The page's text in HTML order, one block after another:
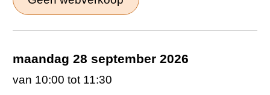
maandag 28 september 2026
van 10:00 tot 11:30